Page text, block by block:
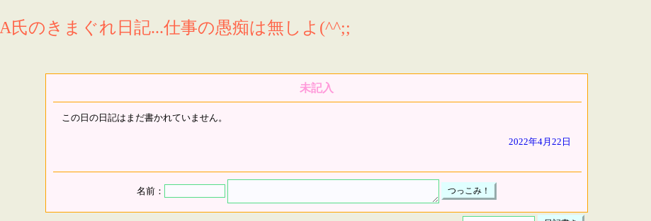
A氏のきまぐれ日記...仕事の愚痴は無しよ(^^;;
未記入
この日の日記はまだ書かれていません。
2022年4月22日
名前：